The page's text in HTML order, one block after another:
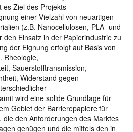
es Ziel des Projekts
einer Vielzahl von neuartigen
(z.B. Nanocellulosen, PLA- und
den Einsatz in der Papierindustrie zu
der Eignung erfolgt auf Basis von
Rheologie,
Sauerstofftransmission,
Widerstand gegen
wird eine solide Grundlage für
Gebiet der Barrierepapiere für
die den Anforderungen des Marktes
genügen und die mittels den in